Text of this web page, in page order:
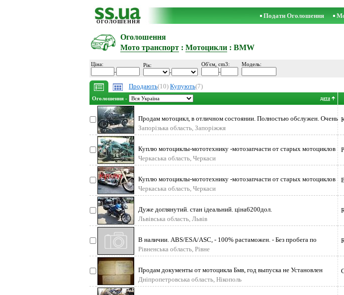
ОГОЛОШЕННЯ
Подати Оголошення
Оголошення
Мото транспорт : Мотоцикли : BMW
Ціна:
-
Рік:
-
Об'єм, cm3:
-
Модель:
Продають(10) Купують(7)
Оголошення - дата
Продам мотоцикл, в отличном состоянии. Полностью обслужен. Очень
мощный и скоромно
Запорізька область, Запоріжжя
Куплю мотоциклы-мототехнику -мотозапчасти от старых мотоциклов
в любом состоянии. Aw
Черкаська область, Черкаси
Куплю мотоциклы-мототехнику -мотозапчасти от старых мотоциклов
в любом состоянии. Aw
Черкаська область, Черкаси
Дуже доглянутий. стан ідеальний. ціна6200дол.
Львівська область, Львів
В наличии. ABS/ESA/ASC, - 100% растаможен. - Без пробега по
Украине. - Состояние о
Рівненська область, Рівне
Продам документы от мотоцикла Бмв, год выпуска не Установлен
Дніпропетровська область, Нікополь